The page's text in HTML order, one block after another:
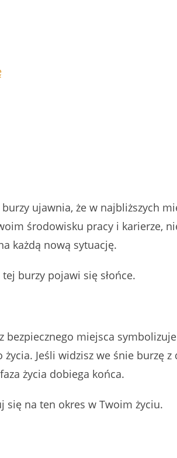
ujawnia, że w najbliższych
środowisku pracy i karierze,
każdą nową sytuację.
burzy pojawi się słońce.
bezpiecznego miejsca
Jeśli widzisz we śnie burzę z
życia dobiega końca.
się na ten okres w Twoim życiu.